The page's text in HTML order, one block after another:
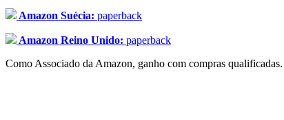
Amazon Suécia: paperback
Amazon Reino Unido: paperback
Como Associado da Amazon, ganho com compras qualificadas.